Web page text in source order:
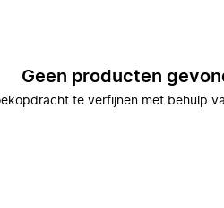
Geen producten
te verfijnen met behulp